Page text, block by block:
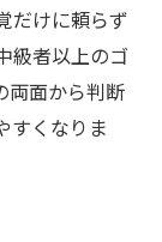
ブ選びの
な一本を
だけに頼らず
級者以上のゴ
両面から判断
すくなりま